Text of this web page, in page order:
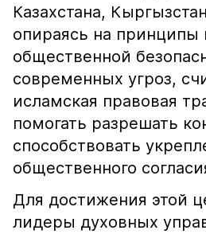
Казахстана,
опираясь на принципы
общественной
современных угроз,
исламская правовая
помогать разрешать
способствовать
общественного
Для достижения этой
лидеры духовных